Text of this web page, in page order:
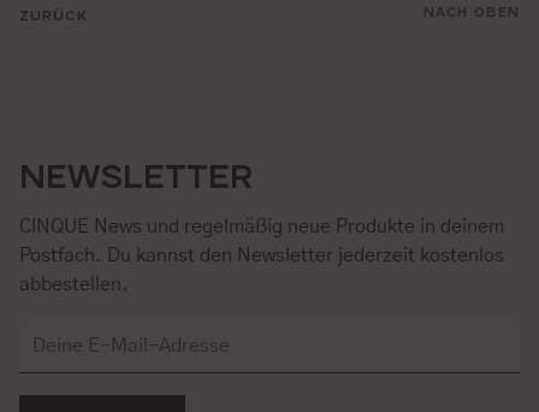
ZURÜCK NACH OBEN
NEWSLETTER
CINQUE News und regelmäßig neue Produkte in deinem
Postfach. Du kannst den Newsletter jederzeit kostenlos
abbestellen.